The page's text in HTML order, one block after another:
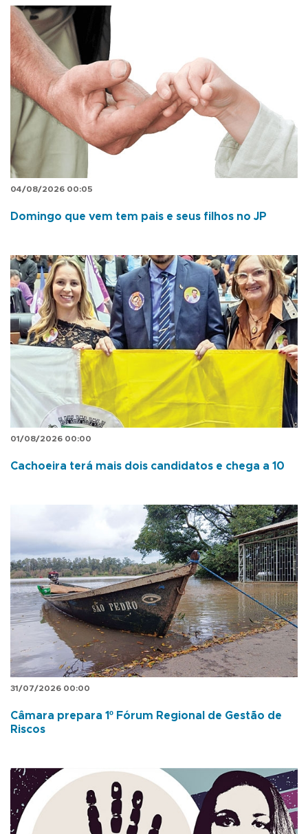
04/08/2026 00:05
Domingo que vem tem pais e seus filhos no JP
01/08/2026 00:00
Cachoeira terá mais dois candidatos e chega a 10
31/07/2026 00:00
Câmara prepara 1º Fórum Regional de Gestão de
Riscos